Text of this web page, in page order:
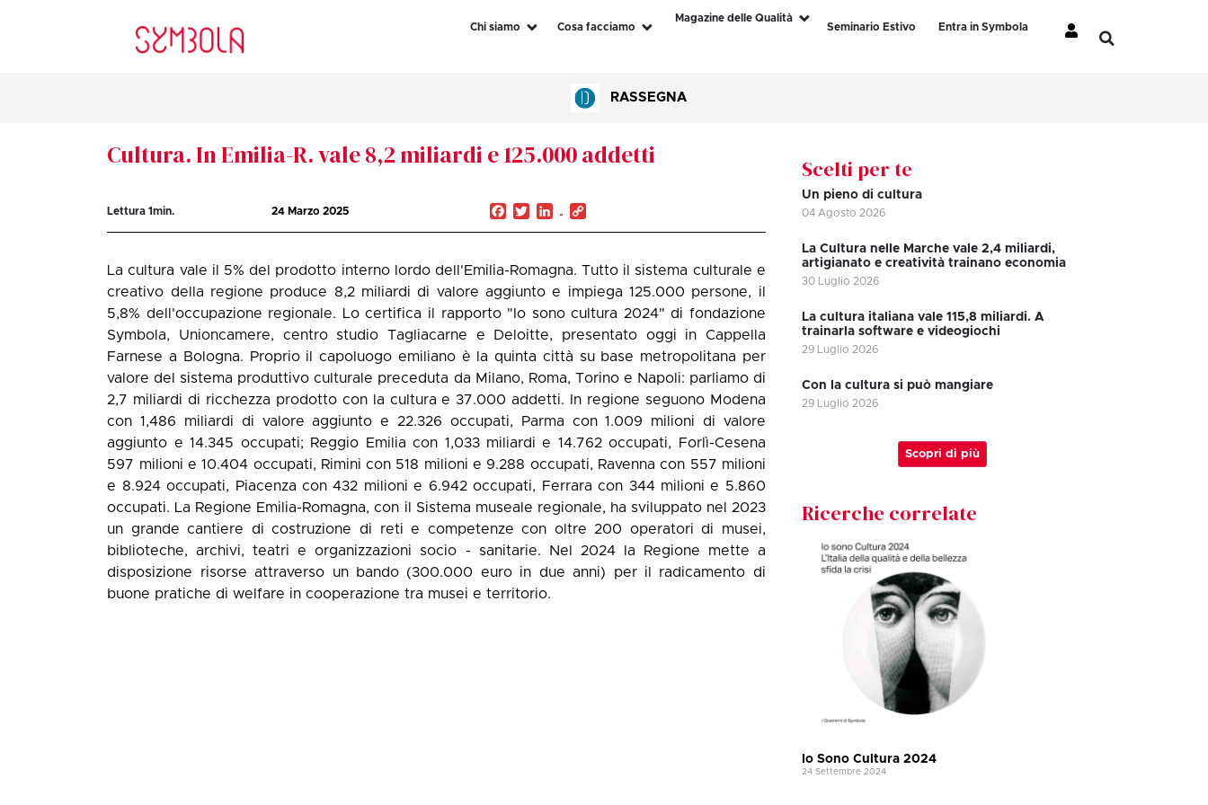
Chi siamo Cosa facciamo
Magazine delle Qualità
Seminario Estivo
Entra in Symbola
RASSEGNA
Cultura. In Emilia-R. vale 8,2 miliardi e 125.000 addetti
Lettura1min. 24 Marzo 2025 Facebook
TwitterLinkedIn
La cultura vale il 5% del prodotto interno lordo dell'Emilia-Romagna. Tutto il sistema culturale e
creativo della regione produce 8,2 miliardi di valore aggiunto e impiega 125.000 persone, il
5,8% dell'occupazione regionale. Lo certifica il rapporto "Io sono cultura 2024" di fondazione
Symbola, Unioncamere, centro studio Tagliacarne e Deloitte, presentato oggi in Cappella
Farnese a Bologna. Proprio il capoluogo emiliano è la quinta città su base metropolitana per
valore del sistema produttivo culturale preceduta da Milano, Roma, Torino e Napoli: parliamo di
2,7 miliardi di ricchezza prodotto con la cultura e 37.000 addetti. In regione seguono Modena
con 1,486 miliardi di valore aggiunto e 22.326 occupati, Parma con 1.009 milioni di valore
aggiunto e 14.345 occupati; Reggio Emilia con 1,033 miliardi e 14.762 occupati, Forlì-Cesena
597 milioni e 10.404 occupati, Rimini con 518 milioni e 9.288 occupati, Ravenna con 557 milioni
e 8.924 occupati, Piacenza con 432 milioni e 6.942 occupati, Ferrara con 344 milioni e 5.860
occupati. La Regione Emilia-Romagna, con il Sistema museale regionale, ha sviluppato nel 2023
un grande cantiere di costruzione di reti e competenze con oltre 200 operatori di musei,
biblioteche, archivi, teatri e organizzazioni socio - sanitarie. Nel 2024 la Regione mette a
disposizione risorse attraverso un bando (300.000 euro in due anni) per il radicamento di
buone pratiche di welfare in cooperazione tra musei e territorio.
Scelti per te
Un pieno di cultura
04 Agosto 2026
La Cultura nelle Marche vale 2,4 miliardi,
artigianato e creatività trainano economia
30 Luglio 2026
La cultura italiana vale 115,8 miliardi. A
trainarla software e videogiochi
29 Luglio 2026
Con la cultura si può mangiare
29 Luglio 2026
Scopri di più
Ricerche correlate
Io Sono Cultura 2024
24 Settembre 2024